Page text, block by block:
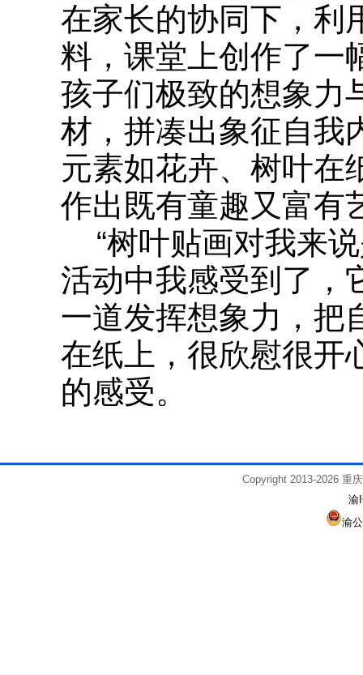
在家长的协同下，利
料，课堂上创作了一
孩子们极致的想象力
材，拼凑出象征自我
元素如花卉、树叶在
作出既有童趣又富有
“树叶贴画对我来
活动中我感受到了，
一道发挥想象力，把
在纸上，很欣慰很开
的感受。
Copyright 2013-2026 重
渝
渝